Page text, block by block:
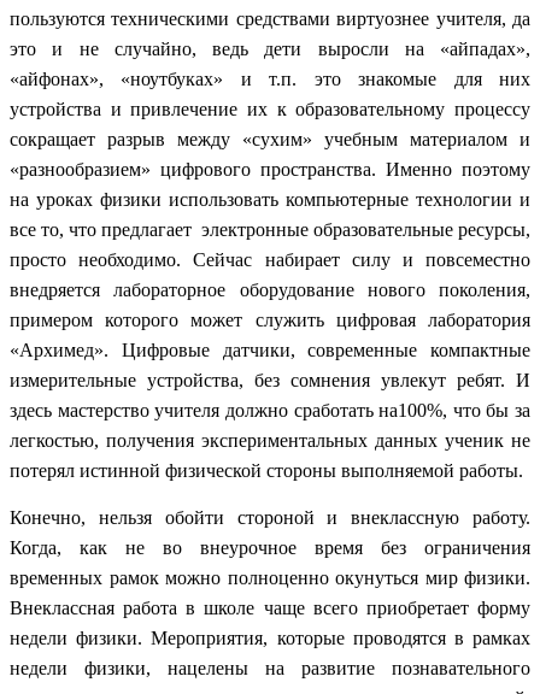
пользуются техническими средствами виртуознее учителя, да
это и не случайно, ведь дети выросли на «айпадах»,
«айфонах», «ноутбуках» и т.п. это знакомые для них
устройства и привлечение их к образовательному процессу
сокращает разрыв между «сухим» учебным материалом и
«разнообразием» цифрового пространства. Именно поэтому
на уроках физики использовать компьютерные технологии и
все то, что предлагает электронные образовательные ресурсы,
просто необходимо. Сейчас набирает силу и повсеместно
внедряется лабораторное оборудование нового поколения,
примером которого может служить цифровая лаборатория
«Архимед». Цифровые датчики, современные компактные
измерительные устройства, без сомнения увлекут ребят. И
здесь мастерство учителя должно сработать на100%, что бы за
легкостью, получения экспериментальных данных ученик не
потерял истинной физической стороны выполняемой работы.
Конечно, нельзя обойти стороной и внеклассную работу.
Когда, как не во внеурочное время без ограничения
временных рамок можно полноценно окунуться мир физики.
Внеклассная работа в школе чаще всего приобретает форму
недели физики. Мероприятия, которые проводятся в рамках
недели физики, нацелены на развитие познавательного